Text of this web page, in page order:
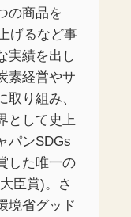
の商品を
げるなど事
実績を出し
素経営やサ
取り組み、
として史上
パンSDGs
した唯一の
臣賞)。さ
境省グッド